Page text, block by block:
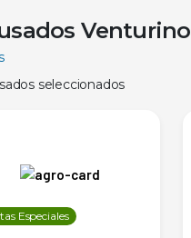
Venturino
seleccionados
Especiales